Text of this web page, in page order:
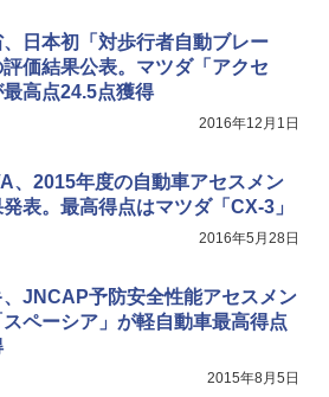
、日本初「対歩行者自動ブレー
評価結果公表。マツダ「アクセ
最高点24.5点獲得
2016年12月1日
、2015年度の自動車アセスメン
発表。最高得点はマツダ「CX-3」
2016年5月28日
、JNCAP予防安全性能アセスメン
スペーシア」が軽自動車最高得点
2015年8月5日